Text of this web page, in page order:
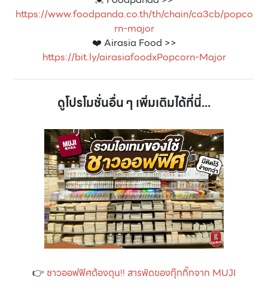
https://www.foodpanda.co.th/th/chain/ca3cb/popco
rn-major
❤️ Airasia Food >>
https://bit.ly/airasiafoodxPopcorn-Major
ดูโปรโมชั่นอื่น ๆ เพิ่มเติมได้ที่นี่...
👉 ชาวออฟฟิศต้องตุน!! สารพัดของกุ๊กกิ๊กจาก MUJI